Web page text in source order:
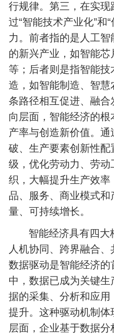
行规律。第三，在实
过“智能技术产业化”和
力。前者指的是人工
的新兴产业，如智能
等；后者则是指智能
造，如智能制造、智
条路径相互促进、融
向层面，智能经济的
产率与创造新价值。
破、生产要素创新性
级，优化劳动力、劳动
织，大幅提升生产效
品、服务、商业模式
量、可持续增长。
智能经济具有四大
人机协同、跨界融合、
数据驱动是智能经济
中，数据已成为关键
据的采集、分析和应
提升。这种驱动机制
层面，企业基于数据